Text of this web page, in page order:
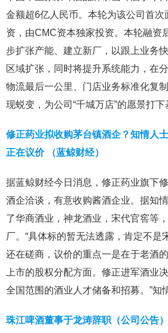
金额超6亿人民币。本轮为该公司首次
资，由CMC资本独家投资。本轮融资
步扩张产能、建立新厂，以跟上业务
区域扩张，同时将提升系统能力，在
物流最后一公里、门店业务标准化复
现蜕变，为公司“千城万店”的愿景打下
修正药业拟收购茅台镇酒企？知情人
正在议价 （蓝鲸财经）
据蓝鲸财经今日消息，修正药业旗下
酒企洽谈，有意收购酱酒企业。据知
了华商酒业，神龙酒业，宋代官窖等
厂。“具体标的暂无法透露，肯定不是
还在磋商，议价的重点一是在于老酒
上市的股权分配方面。修正进军酒业
全国范围的酒业人才储备和招募。”知
珠江啤酒董事于龙涛辞职（公司公告）